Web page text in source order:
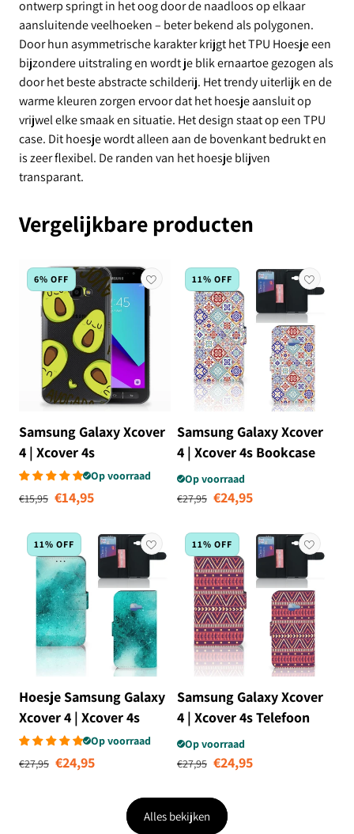
ontwerp springt in het oog door de naadloos op elkaar
aansluitende veelhoeken – beter bekend als polygonen.
Door hun asymmetrische karakter krijgt het TPU Hoesje een
bijzondere uitstraling en wordt je blik ernaartoe gezogen als
door het beste abstracte schilderij. Het trendy uiterlijk en de
warme kleuren zorgen ervoor dat het hoesje aansluit op
vrijwel elke smaak en situatie. Het design staat op een TPU
case. Dit hoesje wordt alleen aan de bovenkant bedrukt en
is zeer flexibel. De randen van het hoesje blijven
transparant.
Vergelijkbare producten
6% OFF
Samsung Galaxy Xcover
4 | Xcover 4s
Telefoonhoesje met
Naam Avocado Singing
Op voorraad
Normale prijs
€15,95 Aanbiedingsprijs
€14,95
11% OFF
Samsung Galaxy Xcover
4 | Xcover 4s Bookcase
Tiles Color
Op voorraad
Normale prijs
€27,95 €24,95
11% OFF
Hoesje Samsung Galaxy
Xcover 4 | Xcover 4s
Painting BlueOp voorraad
Normale prijs
€27,95 Aanbiedingsprijs
€24,95
11% OFF
Samsung Galaxy Xcover
4 | Xcover 4s Telefoon
Hoesje Aztec Paars
Op voorraad
Normale prijs
€27,95 €24,95
Alles bekijken